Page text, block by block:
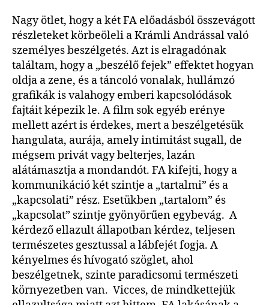
Nagy ötlet, hogy a két FA előadásból összevágott
részleteket körbeöleli a Krámli Andrással való
személyes beszélgetés. Azt is elragadónak
találtam, hogy a „beszélő fejek” effektet hogyan
oldja a zene, és a táncoló vonalak, hullámzó
grafikák is valahogy emberi kapcsolódások
fajtáit képezik le. A film sok egyéb erénye
mellett azért is érdekes, mert a beszélgetésük
hangulata, aurája, amely intimitást sugall, de
mégsem privát vagy belterjes, lazán
alátámasztja a mondandót. FA kifejti, hogy a
kommunikáció két szintje a „tartalmi” és a
„kapcsolati” rész. Esetükben „tartalom” és
„kapcsolat” szintje gyönyörűen egybevág. A
kérdező ellazult állapotban kérdez, teljesen
természetes gesztussal a lábfejét fogja. A
kényelmes és hívogató szöglet, ahol
beszélgetnek, szinte paradicsomi természeti
környezetben van. Vicces, de mindkettejük